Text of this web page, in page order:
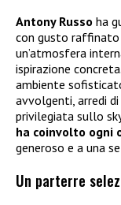
Antony Russo ha
con gusto
un’atmosfera
ispirazione
ambiente
avvolgenti, arredi
privilegiata sullo
ha coinvolto ogni
generoso e a una
Un parterre